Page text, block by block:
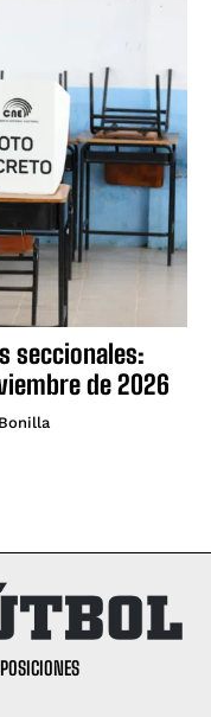
seccionales:
de 2026